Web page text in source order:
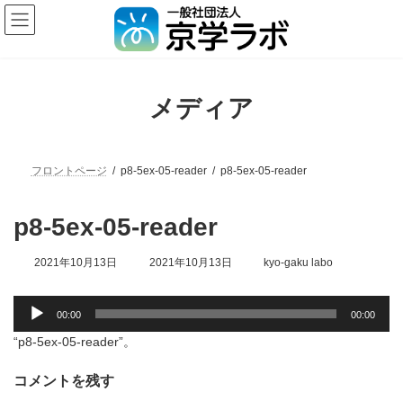
メディア
フロントページ p8-5ex-05-reader p8-5ex-05-reader
p8-5ex-05-reader
2021年10月13日 2021年10月13日 kyo-gaku labo
プ
レ
ヤ
00:00 00:00
“p8-5ex-05-reader”。
コメントを残す